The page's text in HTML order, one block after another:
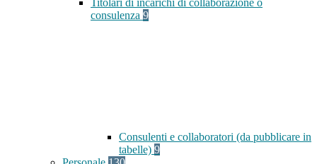
Titolari di incarichi di collaborazione o
consulenza 9
Consulenti e collaboratori (da pubblicare in
tabelle) 9